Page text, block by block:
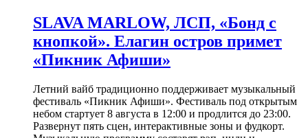
SLAVA MARLOW, ЛСП, «Бонд с
кнопкой». Елагин остров примет
«Пикник Афиши»
Летний вайб традиционно поддерживает музыкальный
фестиваль «Пикник Афиши». Фестиваль под открытым
небом стартует 8 августа в 12:00 и продлится до 23:00.
Развернут пять сцен, интерактивные зоны и фудкорт.